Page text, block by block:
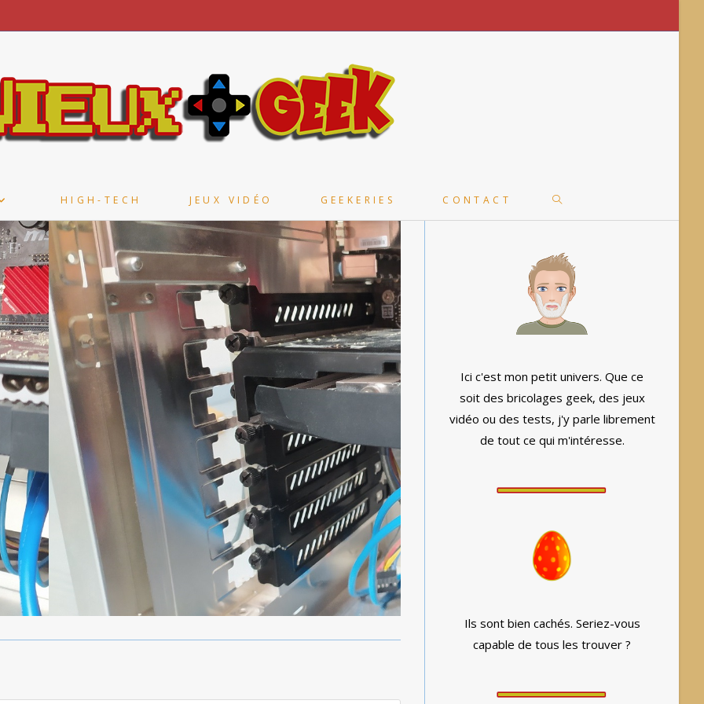
HIGH-TECH JEUX VIDÉO GEEKERIES CONTACT TOGGLE
SEARCH
Ici c'est mon petit univers. Que ce
soit des bricolages geek, des jeux
vidéo ou des tests, j'y parle librement
de tout ce qui m'intéresse.
Ils sont bien cachés. Seriez-vous
capable de tous les trouver ?